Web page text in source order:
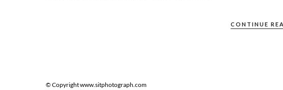
CONTINUE
© Copyright www.sitphotograph.com